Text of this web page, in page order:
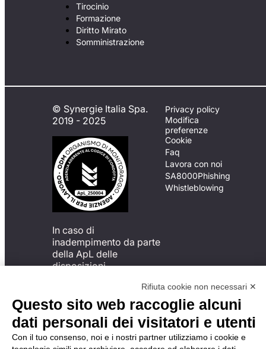
Tirocinio
Formazione
Diritto Mirato
Somministrazione
© Synergie Italia Spa.
2019 - 2025
In caso di
inadempimento da parte
della ApL delle
disposizioni
possibile presentare un
reclamo
all’Organismo di
Monitoraggio utilizzando
una delle modalità
Privacy policy
Modifica
preferenze
Cookie
Faq
Lavora con noi
SA8000Phishing
Whistleblowing
Rifiuta cookie non necessari ✕
Questo sito web raccoglie alcuni
dati personali dei visitatori e utenti
Con il tuo consenso, noi e i nostri partner utilizziamo i cookie e